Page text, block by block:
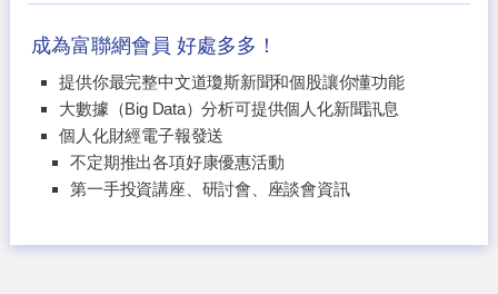
成為富聯網會員 好處多多！
提供你最完整中文道瓊斯新聞和個股讓你懂功能
大數據（Big Data）分析可提供個人化新聞訊息
個人化財經電子報發送
不定期推出各項好康優惠活動
第一手投資講座、研討會、座談會資訊